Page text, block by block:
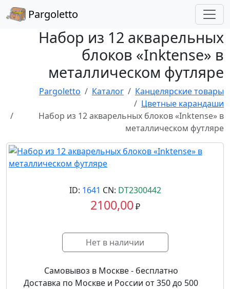
Pargoletto
Набор из 12 акварельных
блоков «Inktense» в
металлическом футляре
Pargoletto Каталог
Канцелярские товары
Цветные карандаши
Набор из 12 акварельных блоков «Inktense» в
металлическом футляре
ID: 1641 CN: DT2300442
2100,00₽
Нет в наличии
Самовывоз в Москве - бесплатно
Доставка по Москве и России от 350 до 500